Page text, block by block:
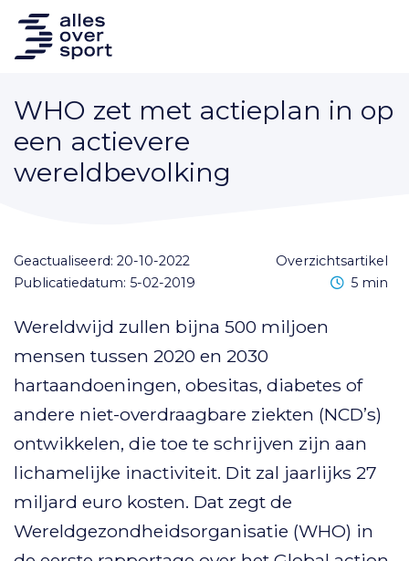
WHO zet met actieplan in op
een actievere
wereldbevolking
overzichtsartikel
Geactualiseerd: 20-10-2022
Publicatiedatum: 5-02-2019
Leestijd
5 min
Wereldwijd zullen bijna 500 miljoen
mensen tussen 2020 en 2030
hartaandoeningen, obesitas, diabetes of
andere niet-overdraagbare ziekten (NCD’s)
ontwikkelen, die toe te schrijven zijn aan
lichamelijke inactiviteit. Dit zal jaarlijks 27
miljard euro kosten. Dat zegt de
Wereldgezondheidsorganisatie (WHO) in